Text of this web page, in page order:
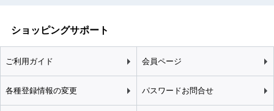
ショッピングサポート
ご利用ガイド 会員ページ
各種登録情報の変更 パスワードお問合せ